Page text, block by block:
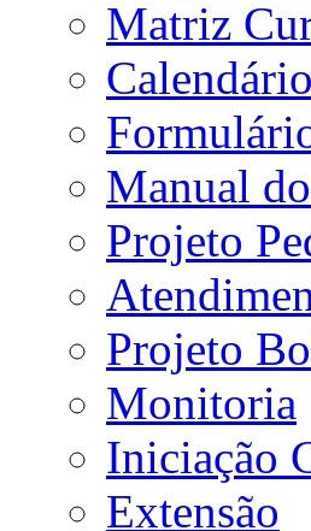
Matriz
Manual
Projeto
Projeto
Monitoria
Iniciação
Extensão